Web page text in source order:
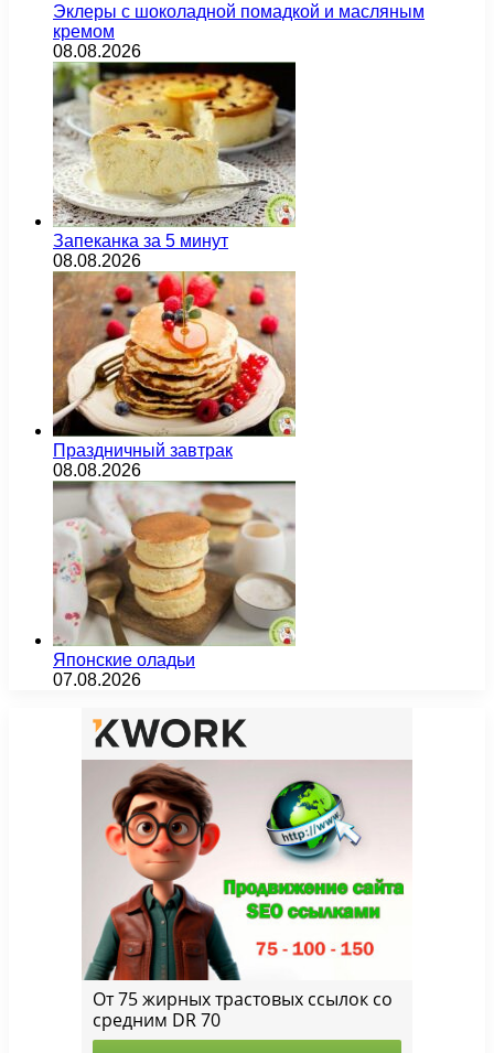
Эклеры с шоколадной помадкой и масляным
кремом
08.08.2026
Запеканка за 5 минут
08.08.2026
Праздничный завтрак
08.08.2026
Японские оладьи
07.08.2026